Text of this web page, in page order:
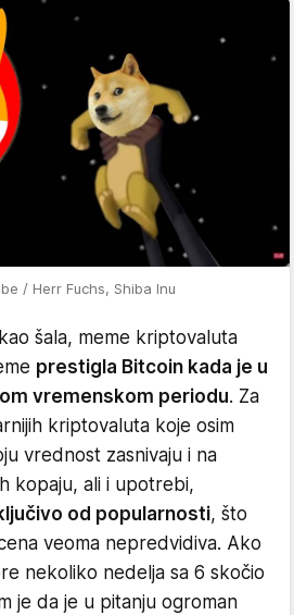
/ Herr Fuchs, Shiba Inu
šala, meme kriptovaluta
prestigla Bitcoin kada je u
vremenskom periodu. Za
kriptovaluta koje osim
vrednost zasnivaju i na
kopaju, ali i upotrebi,
od popularnosti, što
veoma nepredvidiva. Ako
nekoliko nedelja sa 6 skočio
je da je u pitanju ogroman